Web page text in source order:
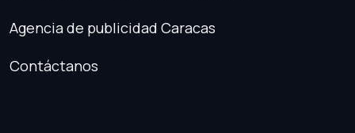
Agencia de publicidad Caracas
Contáctanos